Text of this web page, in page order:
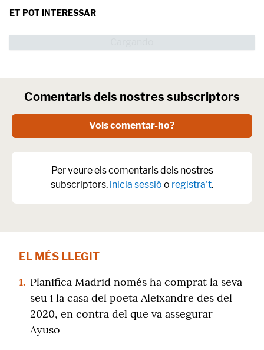
ET POT INTERESSAR
Comentaris dels nostres subscriptors
Vols comentar-ho?
Per veure els comentaris dels nostres
subscriptors, inicia sessió o registra't.
EL MÉS LLEGIT
1. Planifica Madrid només ha comprat la seva
seu i la casa del poeta Aleixandre des del
2020, en contra del que va assegurar
Ayuso